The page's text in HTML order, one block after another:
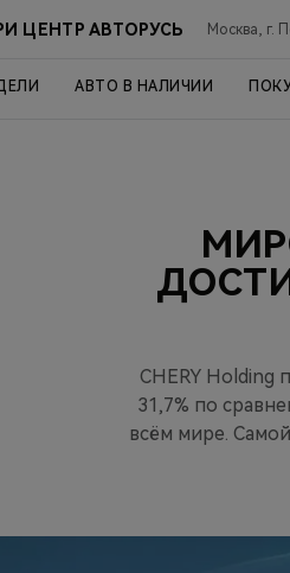
ЦЕНТР АВТОРУСЬ Москва, г.
АВТО В НАЛИЧИИ
CHERY Holding
31,7% по
всём мире.